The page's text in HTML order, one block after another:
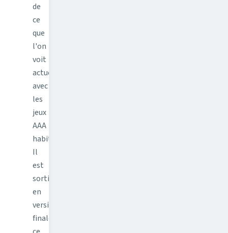
de
ce
que
l'on
voit
actuellement
avec
les
jeux
AAA
habituels.
Il
est
sorti
en
version
finale